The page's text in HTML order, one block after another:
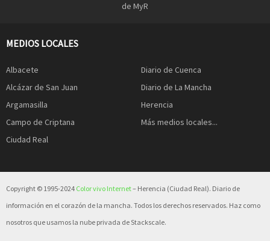
de MyR
MEDIOS LOCALES
Albacete
Alcázar de San Juan
Argamasilla
Campo de Criptana
Ciudad Real
Diario de Cuenca
Diario de La Mancha
Herencia
Más medios locales...
Copyright © 1995-2024 Color vivo Internet– Herencia (Ciudad Real). Diario de
información en el corazón de la mancha. Todos los derechos reservados. Haz como
nosotros que usamos la nube privada de Stackscale.